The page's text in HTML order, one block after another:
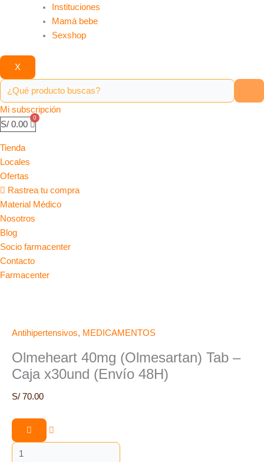
Instituciones
Mamá bebe
Sexshop
X
Mi subscripción
S/ 0.00
Tienda
Locales
Ofertas
Rastrea tu compra
Material Médico
Nosotros
Blog
Socio farmacenter
Contacto
Farmacenter
Antihipertensivos, MEDICAMENTOS
Olmeheart 40mg (Olmesartan) Tab –
Caja x30und (Envío 48H)
S/ 70.00